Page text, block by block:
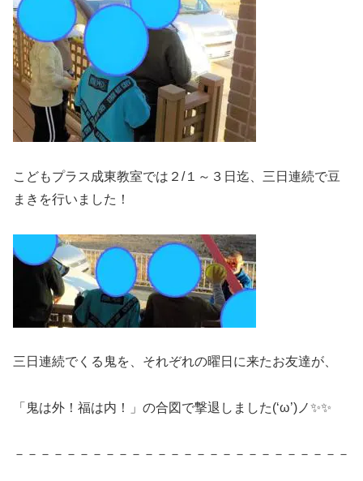
こどもプラス成東教室では２/１～３日迄、三日連続で豆
まきを行いました！
三日連続でくる鬼を、それぞれの曜日に来たお友達が、
「鬼は外！福は内！」の合図で撃退しました(‘ω’)ノ✨✨
－－－－－－－－－－－－－－－－－－－－－－－－－－